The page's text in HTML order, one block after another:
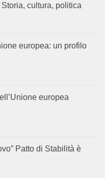
cultura, politica
europea: un profilo
europea
Patto di Stabilità è